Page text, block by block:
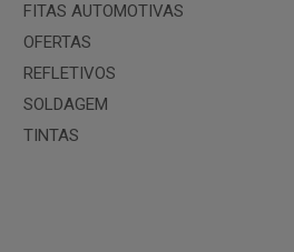
FITAS AUTOMOTIVAS
OFERTAS
REFLETIVOS
SOLDAGEM
TINTAS